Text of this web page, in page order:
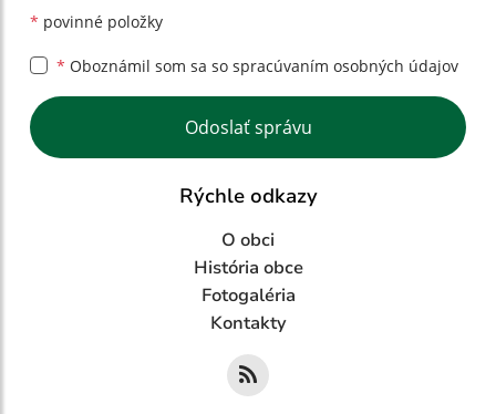
* povinné položky
* Oboznámil som sa so spracúvaním osobných údajov
Google reCaptcha Response
Odoslať správu
Rýchle odkazy
O obci
História obce
Fotogaléria
Kontakty